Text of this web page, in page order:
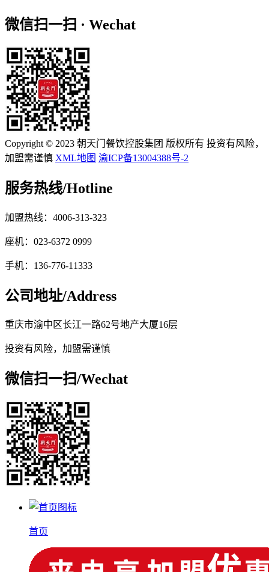
微信扫一扫 · Wechat
Copyright © 2023 朝天门餐饮控股集团 版权所有 投资有风险，
加盟需谨慎 XML地图 渝ICP备13004388号-2
服务热线/Hotline
加盟热线：4006-313-323
座机：023-6372 0999
手机：136-776-11333
公司地址/Address
重庆市渝中区长江一路62号地产大厦16层
投资有风险，加盟需谨慎
微信扫一扫/Wechat
首页